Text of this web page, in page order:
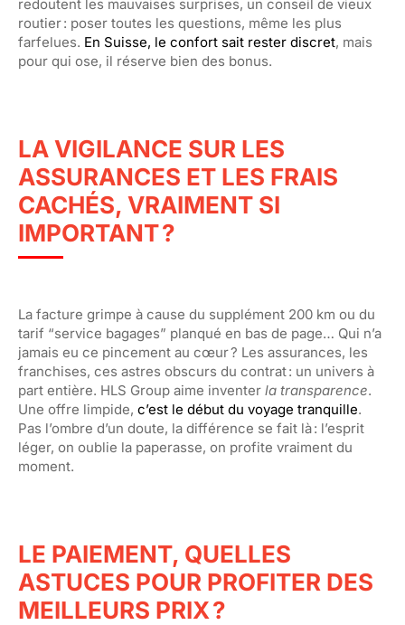
redoutent les mauvaises surprises, un conseil de vieux
routier : poser toutes les questions, même les plus
farfelues. En Suisse, le confort sait rester discret, mais
pour qui ose, il réserve bien des bonus.
LA VIGILANCE SUR LES
ASSURANCES ET LES FRAIS
CACHÉS, VRAIMENT SI
IMPORTANT ?
La facture grimpe à cause du supplément 200 km ou du
tarif “service bagages” planqué en bas de page… Qui n’a
jamais eu ce pincement au cœur ? Les assurances, les
franchises, ces astres obscurs du contrat : un univers à
part entière. HLS Group aime inventer la transparence.
Une offre limpide, c’est le début du voyage tranquille.
Pas l’ombre d’un doute, la différence se fait là : l’esprit
léger, on oublie la paperasse, on profite vraiment du
moment.
LE PAIEMENT, QUELLES
ASTUCES POUR PROFITER DES
MEILLEURS PRIX ?